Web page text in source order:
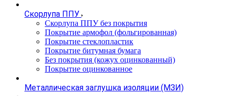
Скорлупа ППУ
Скорлупа ППУ без покрытия
Покрытие армофол (фольгированная)
Покрытие стеклопластик
Покрытие битумная бумага
Без покрытия (кожух оцинкованный)
Покрытие оцинкованное
Металлическая заглушка изоляции (МЗИ)